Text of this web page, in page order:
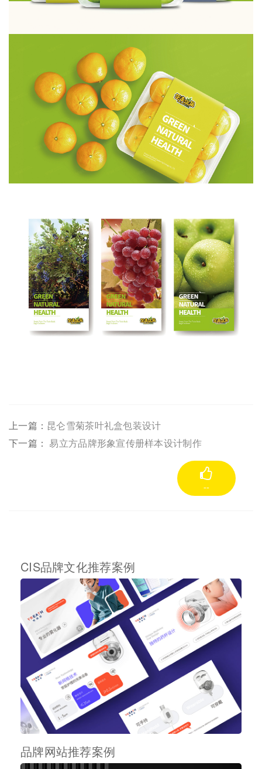
上一篇： 昆仑雪菊茶叶礼盒包装设计
下一篇：易立方品牌形象宣传册样本设计制作
--
CIS品牌文化推荐案例
品牌网站推荐案例